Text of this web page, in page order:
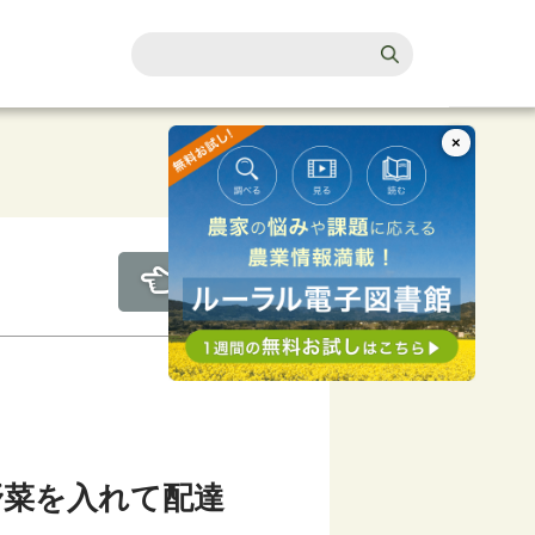
を入れて配達
×